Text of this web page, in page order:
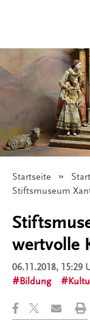
Startseite
Angezeigt:
Stiftsmuseum
wertvolle
06.11.2018, 15:29
Bildung